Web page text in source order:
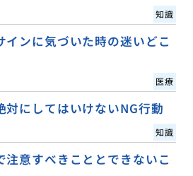
知識
インに気づいた時の迷いどこ
医療
対にしてはいけないNG行動
知識
注意すべきこととできないこ